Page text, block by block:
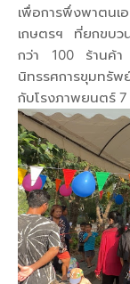
เพื่อการพึ่งพาต
เกษตรฯ ที่ยกขบว
กว่า 100 ร้านค้
นิทรรศการขุมทรัพ
กับโรงภาพยนตร์